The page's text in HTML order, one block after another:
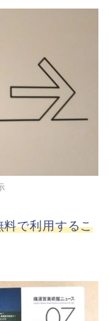
料で利用するこ